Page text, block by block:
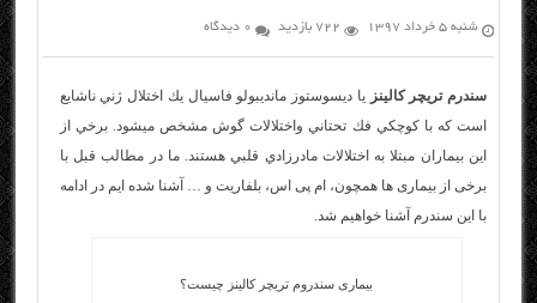
شنبه ۵ خرداد ۱۳۹۷ 722 بازدید 0 دیدگاه
سندرم تریچر کالینز يا ديسوستوز مانديبولو فاسيال يك اختلال ژني ناشايع
است كه با كوچكي فك تحتاني واختلالات گوش مشخص ميشود. برخي از
اين بيماران مبتلا به اختلالات مادرزادي قلبي هستند. ما در مطالب قبل با
برخی از بیماری ها همچون، ام پی اس، بلفاریت و … آشنا شده ایم در ادامه
با این سندرم آشنا خواهیم شد.
بیماری سندروم تریچر کالینز چیست؟